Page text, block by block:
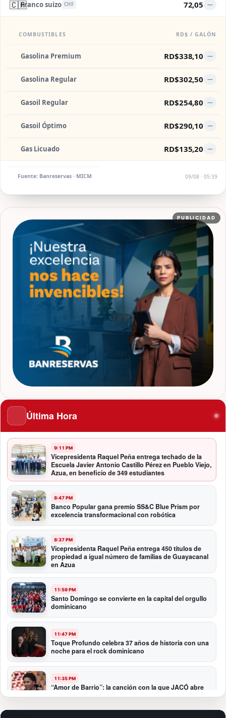
🇨🇭Franco suizo CHF 72,05 —
COMBUSTIBLES RD$ / GALÓN
Gasolina Premium RD$338,10 —
Gasolina Regular RD$302,50 —
Gasoil Regular RD$254,80 —
Gasoil Óptimo RD$290,10 —
Gas Licuado RD$135,20 —
Fuente: Banreservas · MICM 09/08 · 05:39
PUBLICIDAD
Última Hora
9:11 PM
Vicepresidenta Raquel Peña entrega techado de la
Escuela Javier Antonio Castillo Pérez en Pueblo Viejo,
Azua, en beneficio de 349 estudiantes
8:47 PM
Banco Popular gana premio SS&C Blue Prism por
excelencia transformacional con robótica
8:37 PM
Vicepresidenta Raquel Peña entrega 450 títulos de
propiedad a igual número de familias de Guayacanal
en Azua
11:59 PM
Santo Domingo se convierte en la capital del orgullo
dominicano
11:47 PM
Toque Profundo celebra 37 años de historia con una
noche para el rock dominicano
11:35 PM
“Amor de Barrio”: la canción con la que JACÓ abre
un nuevo capítulo en la bachata